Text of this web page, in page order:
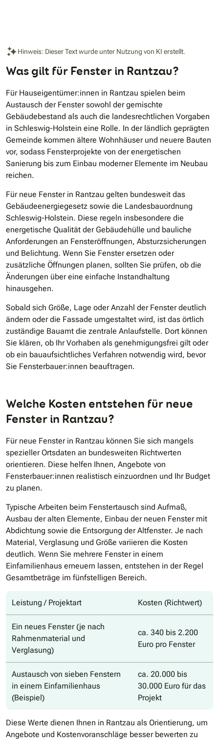
Hinweis: Dieser Text wurde unter Nutzung von KI erstellt.
Was gilt für Fenster in Rantzau?
Für Hauseigentümer:innen in Rantzau spielen beim
Austausch der Fenster sowohl der gemischte
Gebäudebestand als auch die landesrechtlichen Vorgaben
in Schleswig-Holstein eine Rolle. In der ländlich geprägten
Gemeinde kommen ältere Wohnhäuser und neuere Bauten
vor, sodass Fensterprojekte von der energetischen
Sanierung bis zum Einbau moderner Elemente im Neubau
reichen.
Für neue Fenster in Rantzau gelten bundesweit das
Gebäudeenergiegesetz sowie die Landesbauordnung
Schleswig-Holstein. Diese regeln insbesondere die
energetische Qualität der Gebäudehülle und bauliche
Anforderungen an Fensteröffnungen, Absturzsicherungen
und Belichtung. Wenn Sie Fenster ersetzen oder
zusätzliche Öffnungen planen, sollten Sie prüfen, ob die
Änderungen über eine einfache Instandhaltung
hinausgehen.
Sobald sich Größe, Lage oder Anzahl der Fenster deutlich
ändern oder die Fassade umgestaltet wird, ist das örtlich
zuständige Bauamt die zentrale Anlaufstelle. Dort können
Sie klären, ob Ihr Vorhaben als genehmigungsfrei gilt oder
ob ein bauaufsichtliches Verfahren notwendig wird, bevor
Sie Fensterbauer:innen beauftragen.
Welche Kosten entstehen für neue
Fenster in Rantzau?
Für neue Fenster in Rantzau können Sie sich mangels
spezieller Ortsdaten an bundesweiten Richtwerten
orientieren. Diese helfen Ihnen, Angebote von
Fensterbauer:innen realistisch einzuordnen und Ihr Budget
zu planen.
Typische Arbeiten beim Fenstertausch sind Aufmaß,
Ausbau der alten Elemente, Einbau der neuen Fenster mit
Abdichtung sowie die Entsorgung der Altfenster. Je nach
Material, Verglasung und Größe variieren die Kosten
deutlich. Wenn Sie mehrere Fenster in einem
Einfamilienhaus erneuern lassen, entstehen in der Regel
Gesamtbeträge im fünfstelligen Bereich.
Leistung / Projektart Kosten (Richtwert)
Ein neues Fenster (je nach
Rahmenmaterial und
Verglasung)
ca. 340 bis 2.200
Euro pro Fenster
Austausch von sieben Fenstern
in einem Einfamilienhaus
(Beispiel)
ca. 20.000 bis
30.000 Euro für das
Projekt
Diese Werte dienen Ihnen in Rantzau als Orientierung, um
Angebote und Kostenvoranschläge besser bewerten zu